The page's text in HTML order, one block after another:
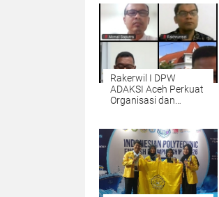
Rakerwil I DPW
ADAKSI Aceh Perkuat
Organisasi dan